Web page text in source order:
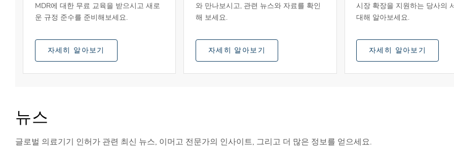
MDR에 대한 무료 교육을 받으시고 새로
운 규정 준수를 준비해보세요.
자세히 알아보기
와 만나보시고, 관련 뉴스와 자료를 확인
해 보세요.
자세히 알아보기
시장 확장을 지원하는 당사의
대해 알아보세요.
자세히 알아보기
뉴스
글로벌 의료기기 인허가 관련 최신 뉴스, 이머고 전문가의 인사이트, 그리고 더 많은 정보를 얻으세요.